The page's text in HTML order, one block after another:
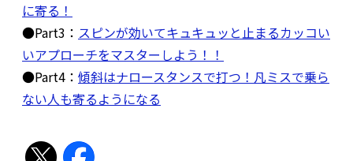
に寄る！
●Part3： スピンが効いてキュキュッと止まるカッコい
いアプローチをマスターしよう！！
●Part4： 傾斜はナロースタンスで打つ！凡ミスで乗ら
ない人も寄るようになる